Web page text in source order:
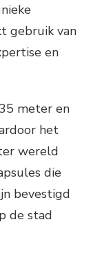
gebruik van
en
meter en
het
wereld
die
bevestigd
de stad